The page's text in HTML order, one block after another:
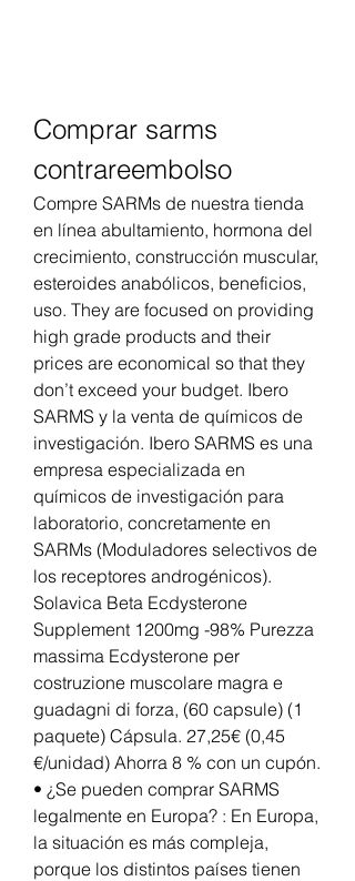
Comprar sarms
contrareembolso
Compre SARMs de nuestra tienda
en línea abultamiento, hormona del
crecimiento, construcción muscular,
esteroides anabólicos, beneficios,
uso. They are focused on providing
high grade products and their
prices are economical so that they
don’t exceed your budget. Ibero
SARMS y la venta de químicos de
investigación. Ibero SARMS es una
empresa especializada en
químicos de investigación para
laboratorio, concretamente en
SARMs (Moduladores selectivos de
los receptores androgénicos).
Solavica Beta Ecdysterone
Supplement 1200mg -98% Purezza
massima Ecdysterone per
costruzione muscolare magra e
guadagni di forza, (60 capsule) (1
paquete) Cápsula. 27,25€ (0,45
€/unidad) Ahorra 8 % con un cupón.
• ¿Se pueden comprar SARMS
legalmente en Europa? : En Europa,
la situación es más compleja,
porque los distintos países tienen